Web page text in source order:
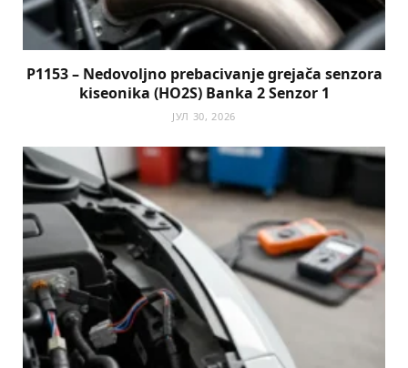
P1153 – Nedovoljno prebacivanje grejača senzora
kiseonika (HO2S) Banka 2 Senzor 1
ЈУЛ 30, 2026